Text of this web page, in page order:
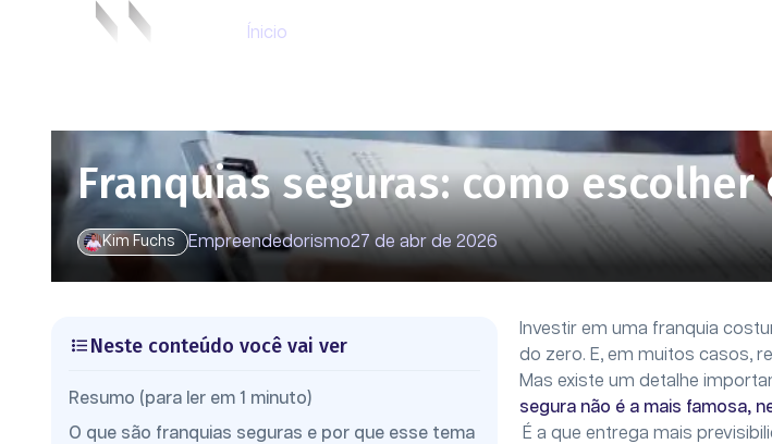
Ínicio
Franquias seguras: como
Kim Fuchs Empreendedorismo27 de abr de 2026
Neste conteúdo você vai ver
Resumo (para ler em 1 minuto)
O que são franquias seguras e por que esse tema
Investir em uma franquia
do zero. E, em muitos casos,
Mas existe um detalhe
segura não é a mais famosa,
É a que entrega mais